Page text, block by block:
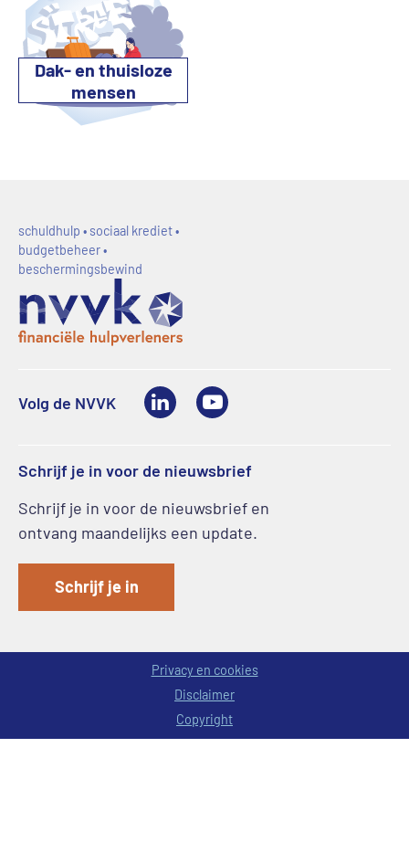
Dak- en thuisloze
mensen
schuldhulp • sociaal krediet •
budgetbeheer •
beschermingsbewind
Volg de NVVK LinkedIn
Schrijf je in voor de nieuwsbrief
Schrijf je in voor de nieuwsbrief en
ontvang maandelijks een update.
Schrijf je in
Privacy en cookies
Disclaimer
Copyright